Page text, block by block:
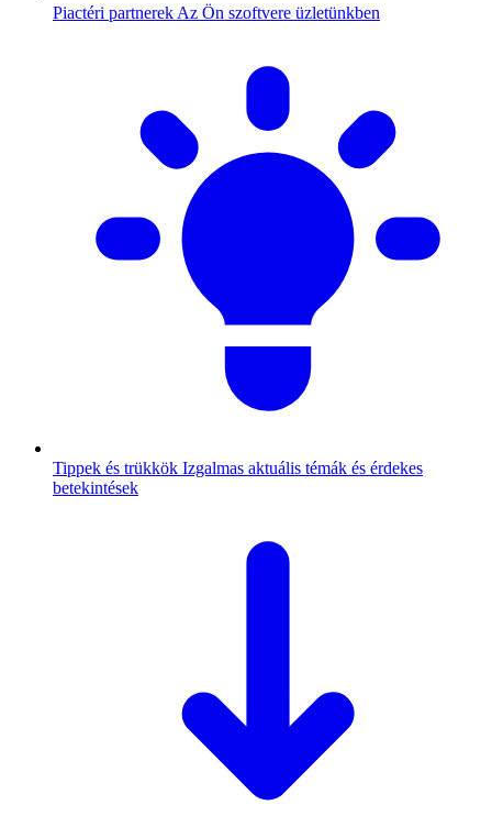
Piactéri partnerek Az Ön szoftvere üzletünkben
Tippek és trükkök Izgalmas aktuális témák és érdekes
betekintések